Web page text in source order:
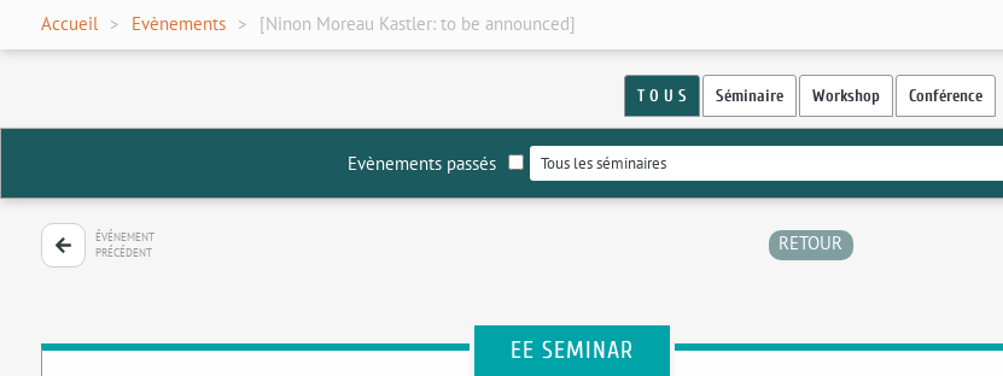
Accueil Evènements [Ninon Moreau Kastler: to be announced]
T O U S Séminaire Workshop Conférence
Evènements passés
ÉVÉNEMENT
PRÉCÉDENT
RETOUR
EE SEMINAR